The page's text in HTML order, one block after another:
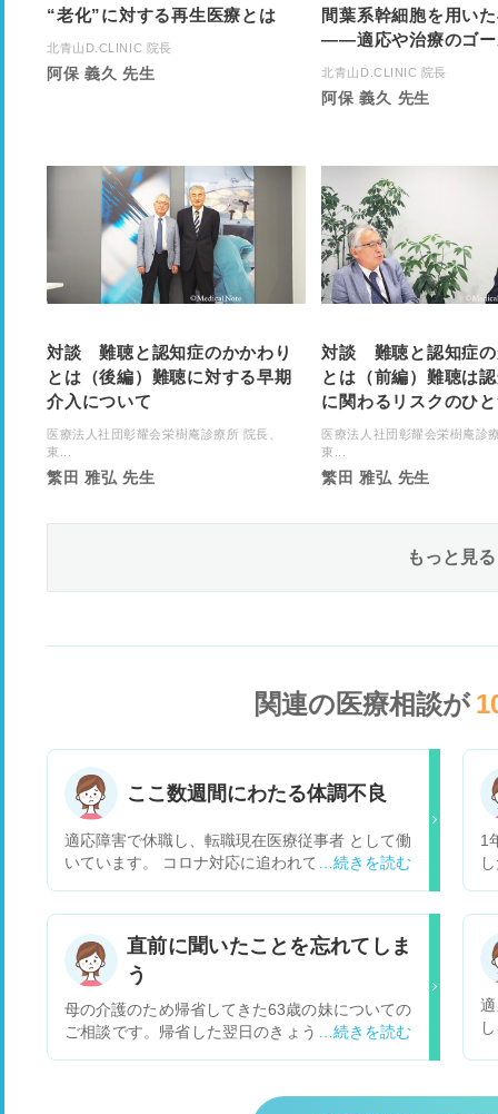
“老化”に対する再生医療とは
北青山D.CLINIC 院長
阿保 義久 先生
間葉系幹細胞を用い
――適応や治療のゴー
北青山D.CLINIC 院長
阿保 義久 先生
対談 難聴と認知症のかかわり
とは（後編）難聴に対する早期
介入について
医療法人社団彰耀会栄樹庵診療所 院長、
東...
繁田 雅弘 先生
対談 難聴と認知症の
とは（前編）難聴は
に関わるリスクのひ
医療法人社団彰耀会栄樹庵診
東...
繁田 雅弘 先生
もっと見る
関連の医療相談が
ここ数週間にわたる体調不良
適応障害で休職し、転職現在医療従事者 として働
いています。 コロナ対応に追われて少し疲れてい
動悸 先週かかりつけ（内科・精神科）を受診し疲
れと診断され様子を見ておりますが、 昨日から吐
せん。 今日は朝からベットで横になり何もできて
おりません。 転職したてで職場にも相談しづらい
し、 病院も受診してそんなに時間が経って おら
1
直前に聞いたことを忘れてしま
う
母の介護のため帰省してきた63歳の妹についての
ご相談です。帰省した翌日のきょう、スマホのメ
か分からない」と何度も聞き返します。しかし、